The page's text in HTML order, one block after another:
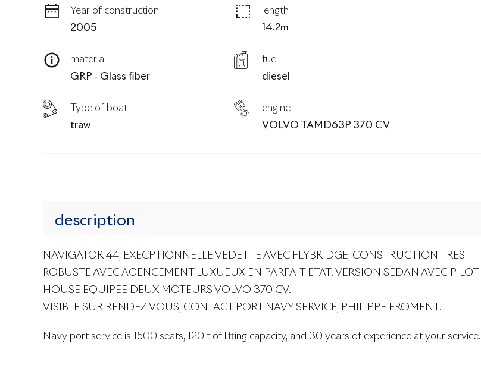
Year of construction
2005
length
14.2m
material
GRP - Glass fiber
fuel
diesel
Type of boat
traw
engine
VOLVO TAMD63P 370 CV
description
NAVIGATOR 44, EXECPTIONNELLE VEDETTE AVEC FLYBRIDGE, CONSTRUCTION TRES
ROBUSTE AVEC AGENCEMENT LUXUEUX EN PARFAIT ETAT. VERSION SEDAN AVEC PILOT
HOUSE EQUIPEE DEUX MOTEURS VOLVO 370 CV.
VISIBLE SUR RENDEZ VOUS, CONTACT PORT NAVY SERVICE, PHILIPPE FROMENT.
Navy port service is 1500 seats, 120 t of lifting capacity, and 30 years of experience at your service.